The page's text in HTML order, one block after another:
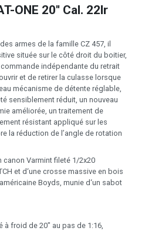
ONE 20'' Cal. 22lr
armes de la famille CZ 457, il
située sur le côté droit du boitier,
indépendante du retrait
et de retirer la culasse lorsque
mécanisme de détente réglable,
sensiblement réduit, un nouveau
améliorée, un traitement de
résistant appliqué sur les
la réduction de l’angle de rotation
canon Varmint fileté 1/2x20
et d‘une crosse massive en bois
Boyds, munie d‘un sabot
à froid de 20" au pas de 1:16,